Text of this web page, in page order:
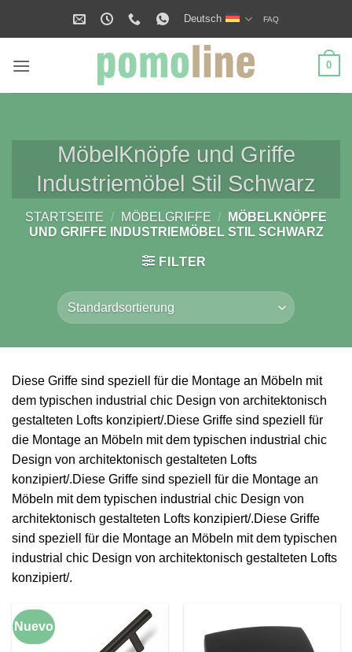
Deutsch FAQ
0
MöbelKnöpfe und Griffe
Industriemöbel Stil Schwarz
STARTSEITE / MÖBELGRIFFE /
MÖBELKNÖPFE
UND GRIFFE INDUSTRIEMÖBEL STIL SCHWARZ
FILTER
Diese Griffe sind speziell für die Montage an Möbeln mit
dem typischen industrial chic Design von architektonisch
gestalteten Lofts konzipiert/.Diese Griffe sind speziell für
die Montage an Möbeln mit dem typischen industrial chic
Design von architektonisch gestalteten Lofts
konzipiert/.Diese Griffe sind speziell für die Montage an
Möbeln mit dem typischen industrial chic Design von
architektonisch gestalteten Lofts konzipiert/.Diese Griffe
sind speziell für die Montage an Möbeln mit dem typischen
industrial chic Design von architektonisch gestalteten Lofts
konzipiert/.
Nuevo